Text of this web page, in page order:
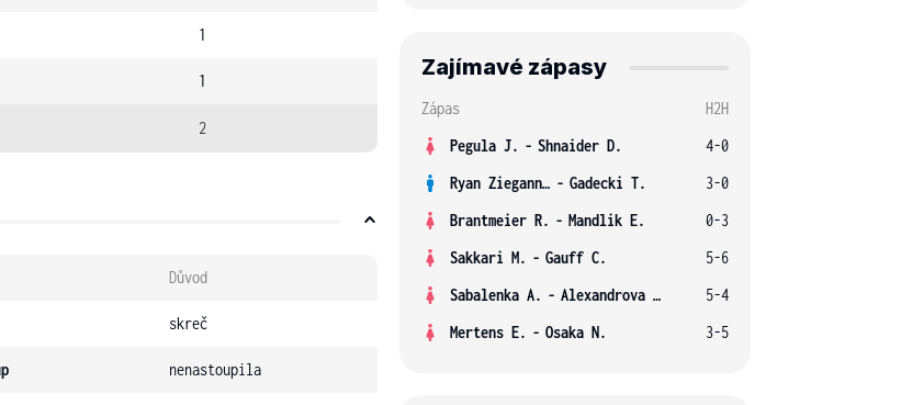
1
1
2
Důvod
skreč
nenastoupila
Zajímavé zápasy
Zápas
H2H
Pegula J. - Shnaider D.
4-0
Ryan Ziegann S. - Gadecki T.
3-0
Brantmeier R. - Mandlik E.
0-3
Sakkari M. - Gauff C.
5-6
Sabalenka A. - Alexandrova E.
5-4
Mertens E. - Osaka N. 3-5